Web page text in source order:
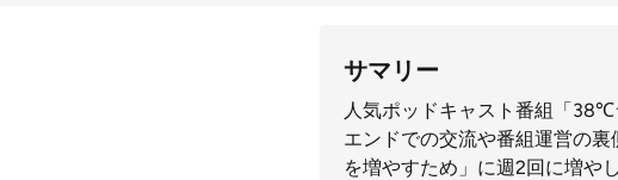
サマリー
人気ポッドキャスト番組「38℃
エンドでの交流や番組運営の
を増やすため」に週2回に増や